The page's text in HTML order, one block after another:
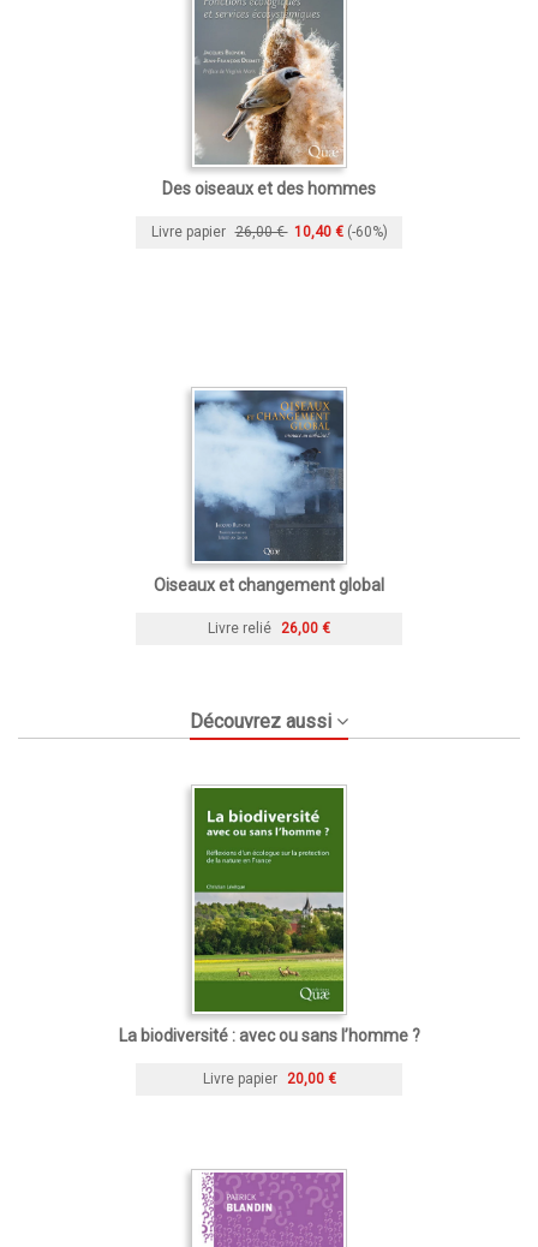
Des oiseaux et des hommes
Livre papier 26,00 € 10,40 € (-60%)
Oiseaux et changement global
Livre relié 26,00 €
Découvrez aussi
La biodiversité : avec ou sans l’homme ?
Livre papier 20,00 €